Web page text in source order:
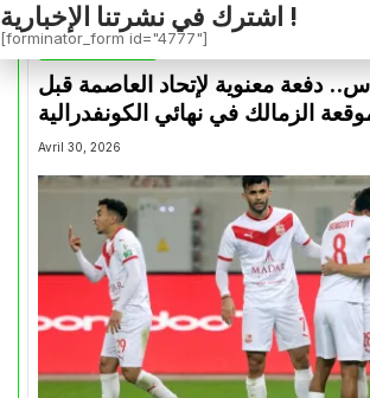
كأس الكونفدرالية
دفعة معنوية لإتحاد العاصمة قبل
الزمالك في نهائي الكونفدرالية
Avril 30, 2026
اشترك في نشرتنا الإخبارية !
[forminator_form id="4777"]